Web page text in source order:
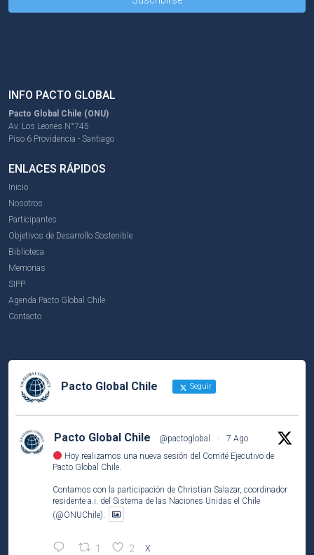
INFO PACTO GLOBAL
Pacto Global Chile (ONU)
Av. Los Leones N°745
Piso 6 Providencia - Santiago
ENLACES RÁPIDOS
Inicio
Nosotros
Participantes
Objetivos de Desarrollo Sostenible
Biblioteca
Memorias
SIPP
Agenda Pacto Global Chile
Contacto
Pacto Global Chile Seguir
Pacto Global Chile @pactoglobal ·
7 Ago
Hoy realizamos una nueva sesión del Comité Ejecutivo de
Pacto Global Chile.
Contamos con la participación de Christian Salazar, coordinador
residente a.i. del Sistema de las Naciones Unidas el Chile
(@ONUChile).
1 2 X